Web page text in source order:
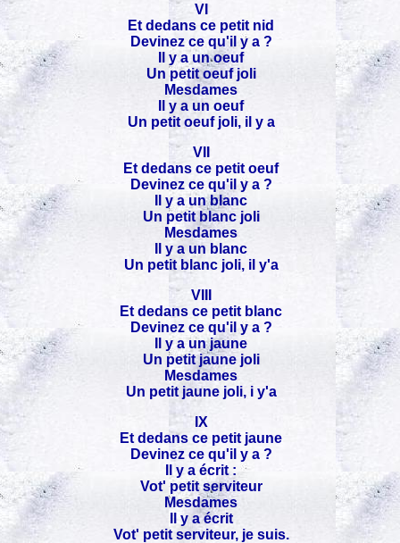
VI
Et dedans ce petit nid
Devinez ce qu'il y a ?
Il y a un oeuf
Un petit oeuf joli
Mesdames
Il y a un oeuf
Un petit oeuf joli, il y a
VII
Et dedans ce petit oeuf
Devinez ce qu'il y a ?
Il y a un blanc
Un petit blanc joli
Mesdames
Il y a un blanc
Un petit blanc joli, il y'a
VIII
Et dedans ce petit blanc
Devinez ce qu'il y a ?
Il y a un jaune
Un petit jaune joli
Mesdames
Un petit jaune joli, i y'a
IX
Et dedans ce petit jaune
Devinez ce qu'il y a ?
Il y a écrit :
Vot' petit serviteur
Mesdames
Il y a écrit
Vot' petit serviteur, je suis.